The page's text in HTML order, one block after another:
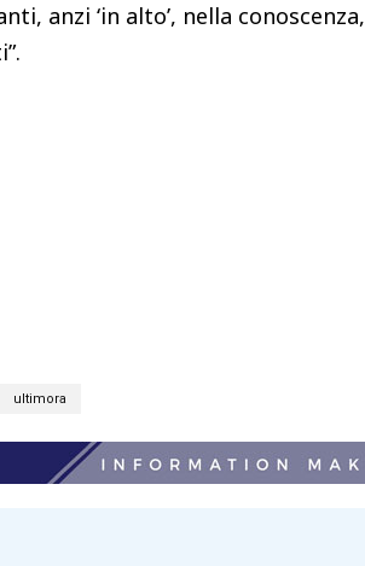
anzi ‘in alto’, nella conoscenza,
ultimora